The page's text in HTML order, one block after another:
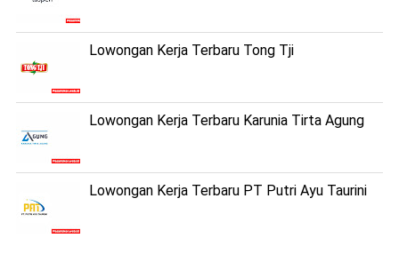
Lowongan Kerja Terbaru Tong Tji
Lowongan Kerja Terbaru Karunia Tirta Agung
Lowongan Kerja Terbaru PT Putri Ayu Taurini